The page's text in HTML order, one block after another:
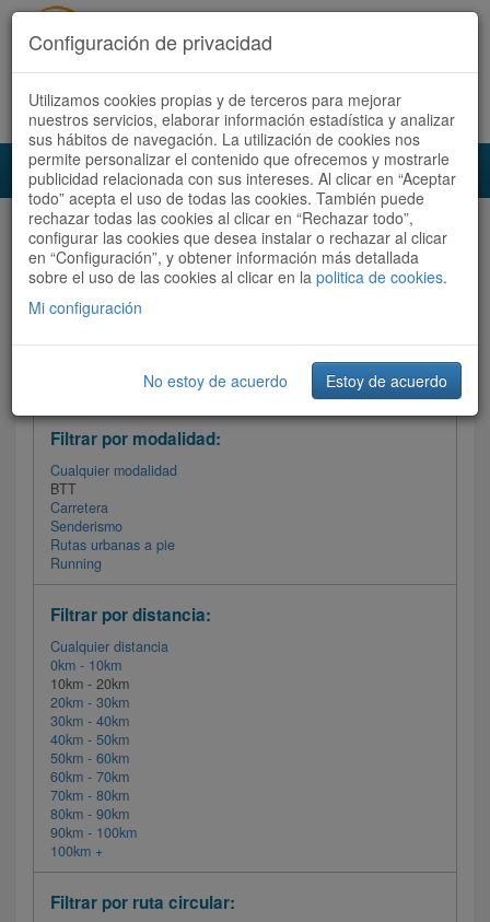
Acceder Registrate ahora Español | Català
Audioruta Todas las rutas
Todas las rutas Ordenar por:Más recientes
Filtrar las rutas
Filtrar por modalidad:
Cualquier modalidad
BTT
Carretera
Senderismo
Rutas urbanas a pie
Running
Filtrar por distancia:
Cualquier distancia
0km - 10km
10km - 20km
20km - 30km
30km - 40km
40km - 50km
50km - 60km
60km - 70km
70km - 80km
80km - 90km
90km - 100km
100km +
Filtrar por ruta circular:
Configuración de privacidad
Utilizamos cookies propias y de terceros para mejorar
nuestros servicios, elaborar información estadística y analizar
sus hábitos de navegación. La utilización de cookies nos
permite personalizar el contenido que ofrecemos y mostrarle
publicidad relacionada con sus intereses. Al clicar en “Aceptar
todo” acepta el uso de todas las cookies. También puede
rechazar todas las cookies al clicar en “Rechazar todo”,
configurar las cookies que desea instalar o rechazar al clicar
en “Configuración”, y obtener información más detallada
sobre el uso de las cookies al clicar en la politica de cookies.
Mi configuración
No estoy de acuerdo Estoy de acuerdo